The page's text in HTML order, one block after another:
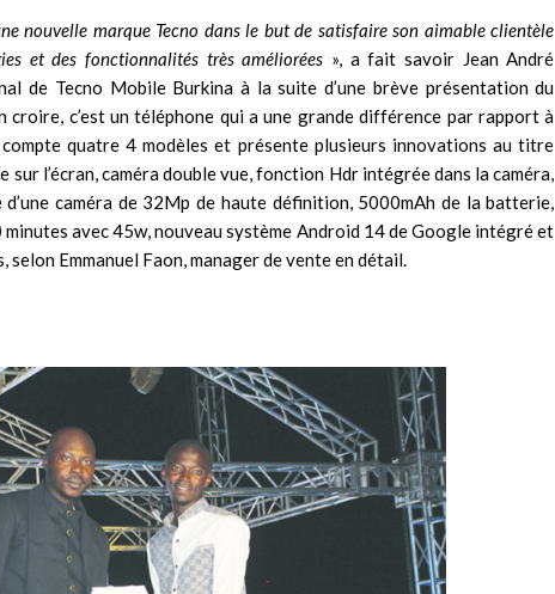
nouvelle marque Tecno dans le but de satisfaire son aimable clientèle
et des fonctionnalités très améliorées », a fait savoir Jean André
de Tecno Mobile Burkina à la suite d’une brève présentation du
croire, c’est un téléphone qui a une grande différence par rapport à
quatre 4 modèles et présente plusieurs innovations au titre
l’écran, caméra double vue, fonction Hdr intégrée dans la caméra,
caméra de 32Mp de haute définition, 5000mAh de la batterie,
minutes avec 45w, nouveau système Android 14 de Google intégré et
Emmanuel Faon, manager de vente en détail.